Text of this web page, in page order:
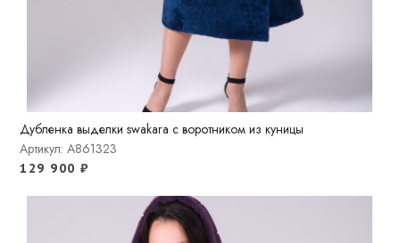
Дубленка выделки swakara с воротником из куницы
Артикул: A861323
129 900₽